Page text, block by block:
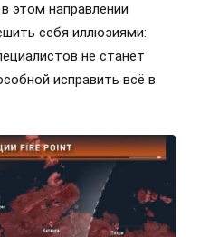
этом направлении
себя иллюзиями:
не станет
исправить всё в